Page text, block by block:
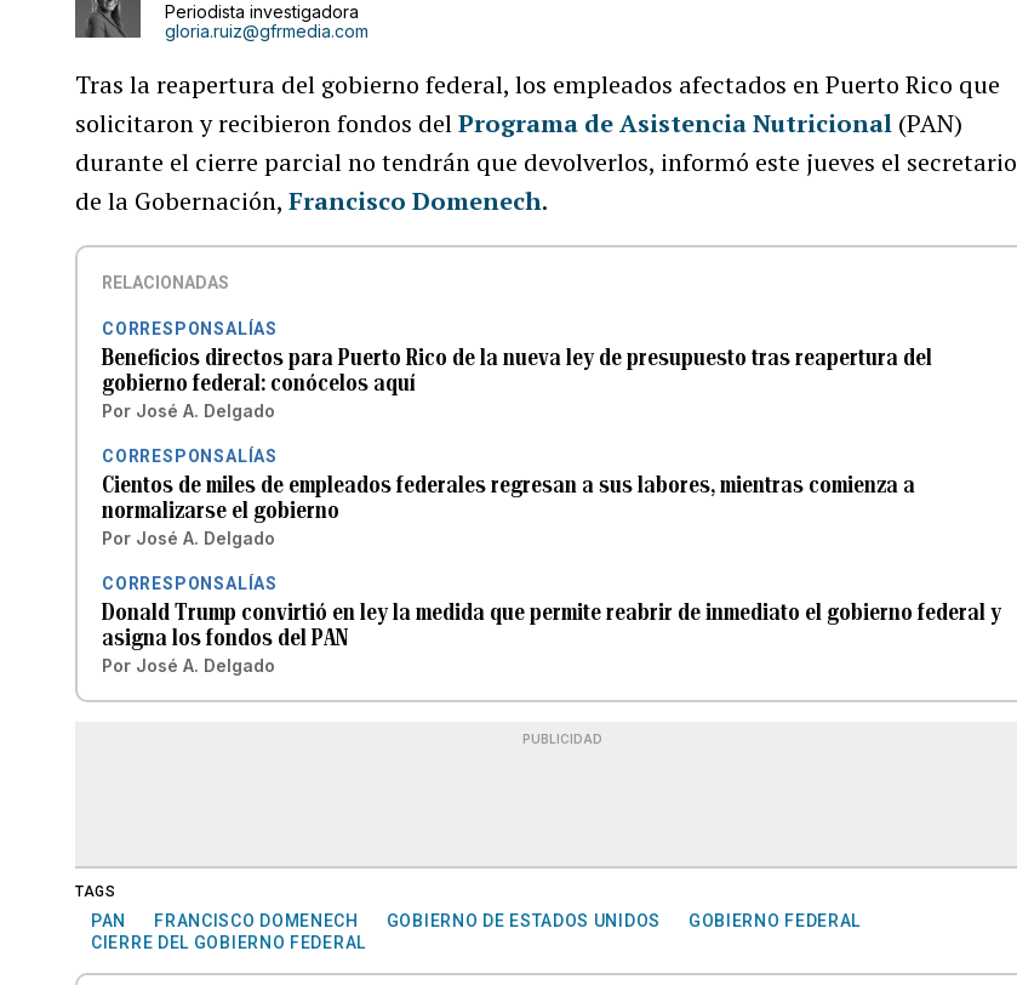
Periodista investigadora
gloria.ruiz@gfrmedia.com
Tras la reapertura del gobierno federal, los empleados afectados en Puerto Rico que
solicitaron y recibieron fondos delPrograma de Asistencia Nutricional (PAN)
durante el cierre parcial no tendrán que devolverlos, informó este jueves el secretario
de la Gobernación,Francisco Domenech.
RELACIONADAS
CORRESPONSALÍAS
Beneficios directos para Puerto Rico de la nueva ley de presupuesto tras reapertura del
gobierno federal: conócelos aquí
Por José A. Delgado
CORRESPONSALÍAS
Cientos de miles de empleados federales regresan a sus labores, mientras comienza a
normalizarse el gobierno
Por José A. Delgado
CORRESPONSALÍAS
Donald Trump convirtió en ley la medida que permite reabrir de inmediato el gobierno federal y
asigna los fondos del PAN
Por José A. Delgado
PUBLICIDAD
TAGS
PAN FRANCISCO DOMENECH GOBIERNO DE ESTADOS UNIDOS
GOBIERNO FEDERAL
CIERRE DEL GOBIERNO FEDERAL